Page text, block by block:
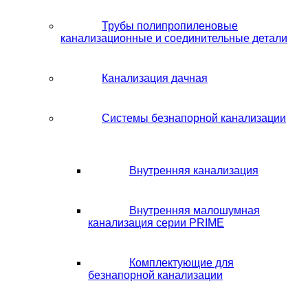
Трубы полипропиленовые
канализационные и соединительные детали
Канализация дачная
Системы безнапорной канализации
Внутренняя канализация
Внутренняя малошумная
канализация серии PRIME
Комплектующие для
безнапорной канализации